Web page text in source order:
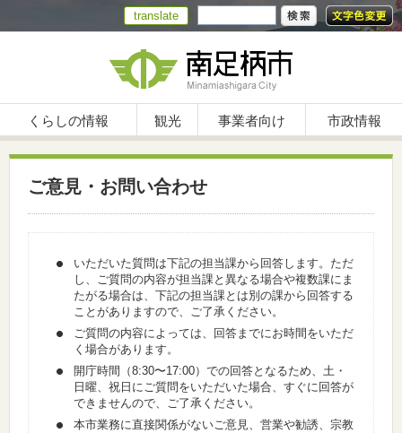
translate
くらしの情報 観光 事業者向け 市政情報
ご意見・お問い合わせ
いただいた質問は下記の担当課から回答します。ただ
し、ご質問の内容が担当課と異なる場合や複数課にま
たがる場合は、下記の担当課とは別の課から回答する
ことがありますので、ご了承ください。
ご質問の内容によっては、回答までにお時間をいただ
く場合があります。
開庁時間（8:30〜17:00）での回答となるため、土・
日曜、祝日にご質問をいただいた場合、すぐに回答が
できませんので、ご了承ください。
本市業務に直接関係がないご意見、営業や勧誘、宗教